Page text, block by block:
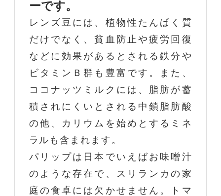
ーです。
レンズ豆には、植物性たんぱく質
だけでなく、貧血防止や疲労回復
などに効果があるとされる鉄分や
ビタミンＢ群も豊富です。また、
ココナッツミルクには、脂肪が蓄
積されにくいとされる中鎖脂肪酸
の他、カリウムを始めとするミネ
ラルも含まれます。
パリップは日本でいえばお味噌汁
のような存在で、スリランカの家
庭の食卓には欠かせません。トマ